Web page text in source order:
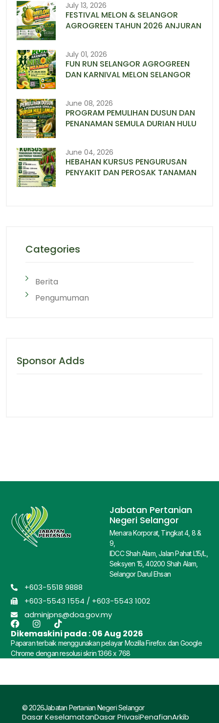
July 13, 2026
FESTIVAL MELON & SELANGOR
AGROGREEN TAHUN 2026 ANJURAN
July 01, 2026
FUN RUN SELANGOR AGROGREEN
DAN KARNIVAL MELON SELANGOR
June 08, 2026
PROGRAM PEMULIHAN DUSUN DAN
PENANAMAN SEMULA DURIAN HULU
June 04, 2026
HEBAHAN KURSUS PENGURUSAN
PENYAKIT DAN PEROSAK TANAMAN
Categories
Berita
Pengumuman
Sponsor Adds
Jabatan Pertanian
Negeri Selangor
Menara Korporat, Tingkat 4, 8 &
9,
IDCC Shah Alam, Jalan Pahat L15/L,
Seksyen 15, 40200 Shah Alam,
Selangor Darul Ehsan
+603-5518 9888
+603-5543 1554 / +603-5543 1002
adminjpns@doa.gov.my
Dikemaskini pada :06 Aug 2026
Paparan terbaik menggunakan pelayar Mozilla Firefox dan Google
Chrome dengan resolusi skrin 1366 x 768
© 2026Jabatan Pertanian Negeri Selangor
Dasar KeselamatanDasar PrivasiPenafianArkib